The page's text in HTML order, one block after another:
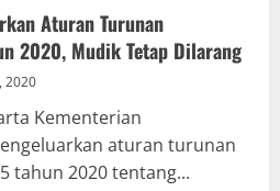
Aturan Turunan
2020, Mudik Tetap Dilarang
2020
Kementerian
aturan turunan
tahun 2020 tentang...